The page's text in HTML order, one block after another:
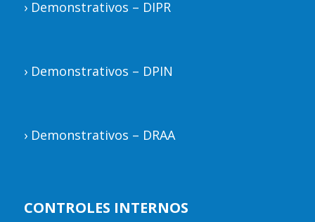
› Demonstrativos – DIPR
› Demonstrativos – DPIN
› Demonstrativos – DRAA
CONTROLES INTERNOS